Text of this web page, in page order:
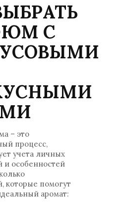
С
– это
процесс,
учета личных
и особенностей
которые помогут
аромат: